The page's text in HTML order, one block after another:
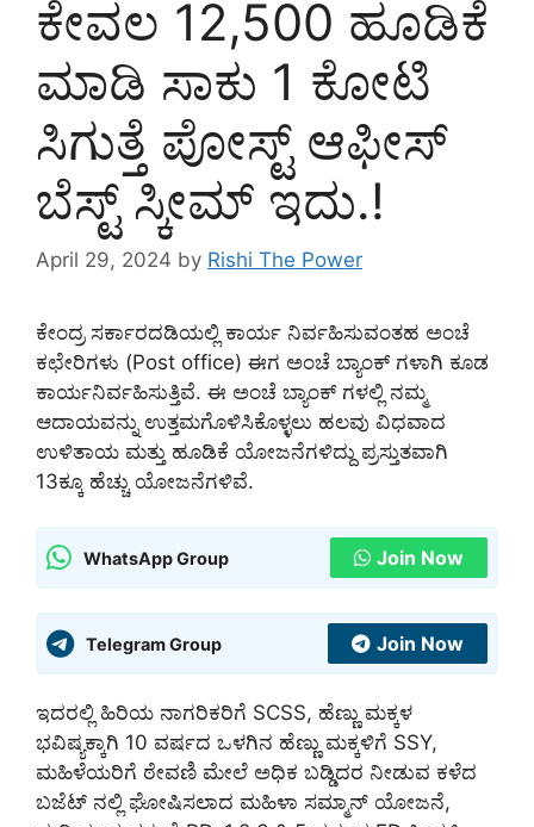
ಕೇವಲ 12,500 ಹೂಡಿಕೆ
ಮಾಡಿ ಸಾಕು 1 ಕೋಟಿ
ಸಿಗುತ್ತೆ ಪೋಸ್ಟ್ ಆಫೀಸ್
ಬೆಸ್ಟ್ ಸ್ಕೀಮ್ ಇದು.!
April 29, 2024 by Rishi The Power
ಕೇಂದ್ರ ಸರ್ಕಾರದಡಿಯಲ್ಲಿ ಕಾರ್ಯ ನಿರ್ವಹಿಸುವಂತಹ ಅಂಚೆ
ಕಛೇರಿಗಳು (Post office) ಈಗ ಅಂಚೆ ಬ್ಯಾಂಕ್ ಗಳಾಗಿ ಕೂಡ
ಕಾರ್ಯನಿರ್ವಹಿಸುತ್ತಿವೆ. ಈ ಅಂಚೆ ಬ್ಯಾಂಕ್ ಗಳಲ್ಲಿ ನಮ್ಮ
ಆದಾಯವನ್ನು ಉತ್ತಮಗೊಳಿಸಿಕೊಳ್ಳಲು ಹಲವು ವಿಧವಾದ
ಉಳಿತಾಯ ಮತ್ತು ಹೂಡಿಕೆ ಯೋಜನೆಗಳಿದ್ದು ಪ್ರಸ್ತುತವಾಗಿ
13ಕ್ಕೂ ಹೆಚ್ಚು ಯೋಜನೆಗಳಿವೆ.
WhatsApp Group Join Now
Telegram Group Join Now
ಇದರಲ್ಲಿ ಹಿರಿಯ ನಾಗರಿಕರಿಗೆ SCSS, ಹೆಣ್ಣು ಮಕ್ಕಳ
ಭವಿಷ್ಯಕ್ಕಾಗಿ 10 ವರ್ಷದ ಒಳಗಿನ ಹೆಣ್ಣು ಮಕ್ಕಳಿಗೆ SSY,
ಮಹಿಳೆಯರಿಗೆ ಠೇವಣಿ ಮೇಲೆ ಅಧಿಕ ಬಡ್ಡಿದರ ನೀಡುವ ಕಳೆದ
ಬಜೆಟ್ ನಲ್ಲಿ ಘೋಷಿಸಲಾದ ಮಹಿಳಾ ಸಮ್ಮಾನ್ ಯೋಜನೆ,